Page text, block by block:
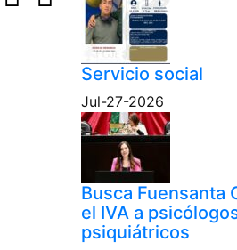
Servicio social
Jul-27-2026
Busca Fuensanta
el IVA a
psiquiátricos